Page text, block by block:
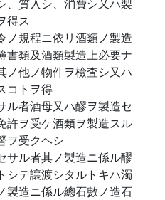
得ス
ノ規程ニ依リ酒類ノ製造
書類及酒類製造上必要ナ
ノ他ノ物件ヲ檢査シ又ハ
コトヲ得
ル者酒母又ハ醪ヲ製造セ
許ヲ受ケ酒類ヲ製造スル
ヲ受クヘシ
サル者其ノ製造ニ係ル醪
シテ讓渡シタルトキハ濁
製造ニ係ル總石數ノ造石